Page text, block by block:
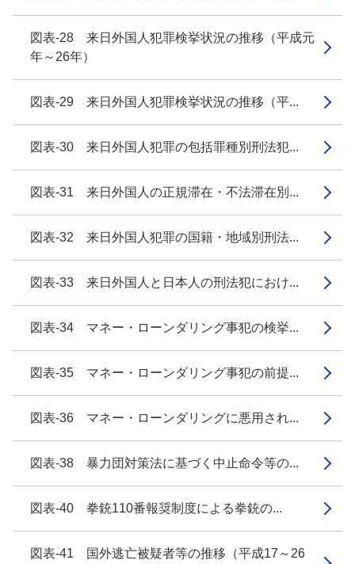
図表-28 来日外国人犯罪検挙状況の推移（平成元
年～26年）
図表-29 来日外国人犯罪検挙状況の推移（平...
図表-30 来日外国人犯罪の包括罪種別刑法犯...
図表-31 来日外国人の正規滞在・不法滞在別...
図表-32 来日外国人犯罪の国籍・地域別刑法...
図表-33 来日外国人と日本人の刑法犯におけ...
図表-34 マネー・ローンダリング事犯の検挙...
図表-35 マネー・ローンダリング事犯の前提...
図表-36 マネー・ローンダリングに悪用され...
図表-38 暴力団対策法に基づく中止命令等の...
図表-40 拳銃110番報奨制度による拳銃の...
図表-41 国外逃亡被疑者等の推移（平成17～26